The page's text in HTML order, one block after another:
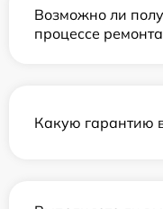
Возможно ли
процессе
Какую гарантию